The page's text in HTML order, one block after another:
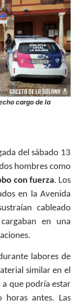
cargo de la
del sábado 13
hombres como
con fuerza. Los
en la Avenida
cableado
en una
labores de
similar en el
a que podría estar
horas antes. Las